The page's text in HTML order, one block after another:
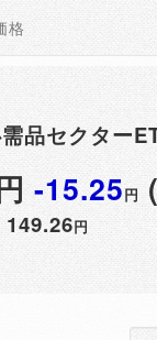
格
品セクター
-15.25円 (
149.26円